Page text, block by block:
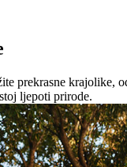
prekrasne
ljepoti prirode.